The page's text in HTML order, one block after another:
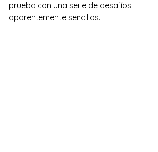
prueba con una serie de desafíos
aparentemente sencillos.